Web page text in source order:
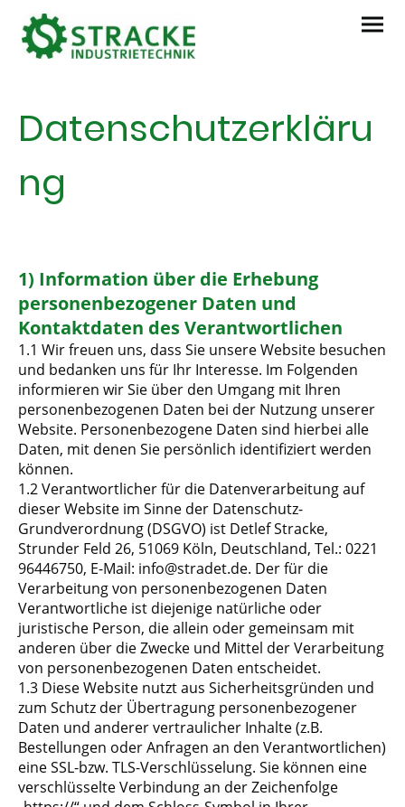
Datenschutzerkläru
ng
1) Information über die Erhebung
personenbezogener Daten und
Kontaktdaten des Verantwortlichen
1.1 Wir freuen uns, dass Sie unsere Website besuchen
und bedanken uns für Ihr Interesse. Im Folgenden
informieren wir Sie über den Umgang mit Ihren
personenbezogenen Daten bei der Nutzung unserer
Website. Personenbezogene Daten sind hierbei alle
Daten, mit denen Sie persönlich identifiziert werden
können.
1.2 Verantwortlicher für die Datenverarbeitung auf
dieser Website im Sinne der Datenschutz-
Grundverordnung (DSGVO) ist Detlef Stracke,
Strunder Feld 26, 51069 Köln, Deutschland, Tel.: 0221
96446750, E-Mail: info@stradet.de. Der für die
Verarbeitung von personenbezogenen Daten
Verantwortliche ist diejenige natürliche oder
juristische Person, die allein oder gemeinsam mit
anderen über die Zwecke und Mittel der Verarbeitung
von personenbezogenen Daten entscheidet.
1.3 Diese Website nutzt aus Sicherheitsgründen und
zum Schutz der Übertragung personenbezogener
Daten und anderer vertraulicher Inhalte (z.B.
Bestellungen oder Anfragen an den Verantwortlichen)
eine SSL-bzw. TLS-Verschlüsselung. Sie können eine
verschlüsselte Verbindung an der Zeichenfolge